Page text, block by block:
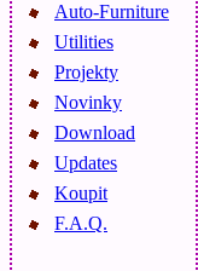
Auto-Furniture
Utilities
Projekty
Novinky
Download
Updates
Koupit
F.A.Q.